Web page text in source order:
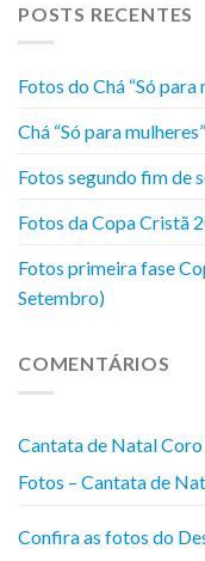
POSTS RECENTES
Fotos do Chá “Só
Chá “Só para
Fotos segundo fim de
Fotos da Copa Cristã
Fotos primeira fase
Setembro)
COMENTÁRIOS
Cantata de Natal
Fotos – Cantata de
Confira as fotos do